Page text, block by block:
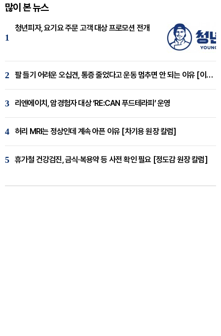
많이 본 뉴스
1
청년피자, 요기요 주문 고객 대상 프로모션 전개
2 팔 들기 어려운 오십견, 통증 줄었다고 운동 멈추면 안 되는 이유 [이병욱 원장 칼럼]
3 리엔에이치, 암경험자 대상 ‘RE:CAN 푸드테라피’ 운영
4 허리 MRI는 정상인데 계속 아픈 이유 [차기용 원장 칼럼]
5 휴가철 건강검진, 금식·복용약 등 사전 확인 필요 [정도감 원장 칼럼]